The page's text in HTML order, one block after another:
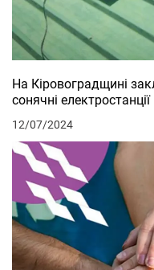
На Кіровоградщині
сонячні
12/07/2024